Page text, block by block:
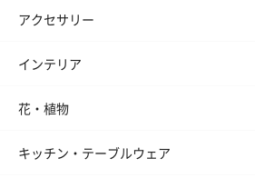
アクセサリー
インテリア
花・植物
キッチン・テーブルウェア